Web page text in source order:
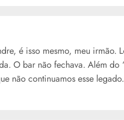
é isso mesmo, meu irmão.
O bar não fechava. Além do
não continuamos esse